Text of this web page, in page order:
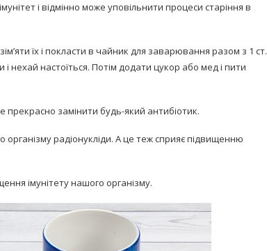
і відмінно може уповільнити процеси старіння в
їх і покласти в чайник для заварювання разом з 1 ст.
настоїться. Потім додати цукор або мед і пити
прекрасно замінити будь-який антибіотик.
радіонукліди. А це теж сприяє підвищенню
імунітету нашого організму.